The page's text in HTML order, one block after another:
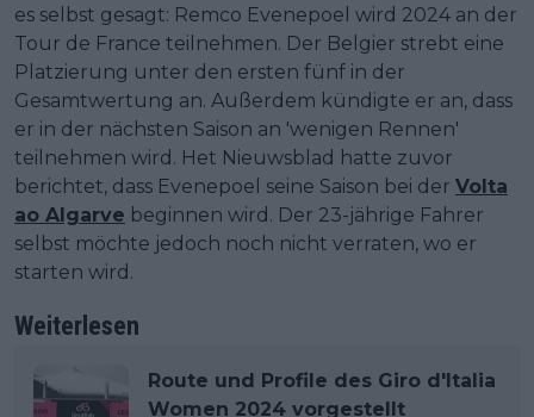
es selbst gesagt: Remco Evenepoel wird 2024 an der
Tour de France teilnehmen. Der Belgier strebt eine
Platzierung unter den ersten fünf in der
Gesamtwertung an. Außerdem kündigte er an, dass
er in der nächsten Saison an 'wenigen Rennen'
teilnehmen wird. Het Nieuwsblad hatte zuvor
berichtet, dass Evenepoel seine Saison bei der Volta
ao Algarve beginnen wird. Der 23-jährige Fahrer
selbst möchte jedoch noch nicht verraten, wo er
starten wird.
Weiterlesen
Route und Profile des Giro d'Italia
Women 2024 vorgestellt